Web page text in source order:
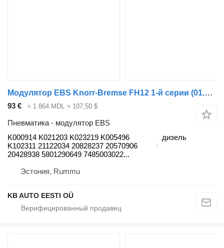
Модулятор EBS Knorr-Bremse FH12 1-й серии (01.93-12.02) K000914 для грузовика Volvo FH12, FH16, NH12, FH, VNL780 (1993-2014)
93 € ≈ 1 864 MDL ≈ 107,50 $
Пневматика - модулятор EBS
K000914 K021203 K023219 K005496
K102311 21122034 20828237 20570906
20428938 5801290649 7485003022...
дизель
Эстония, Rummu
KB AUTO EESTI OÜ